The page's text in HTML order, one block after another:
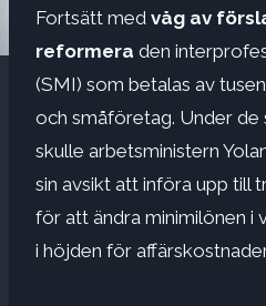
Fortsätt med våg av
reformera den
(SMI) som betalas av
och småföretag. Under de
skulle arbetsministern
sin avsikt att införa upp till
för att ändra minimilönen i
i höjden för